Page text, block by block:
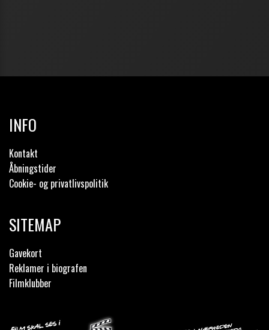
INFO
Kontakt
Åbningstider
Cookie- og privatlivspolitik
SITEMAP
Gavekort
Reklamer i biografen
Filmklubber